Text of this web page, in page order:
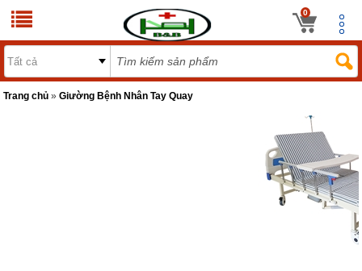
0
Trang chủ »Giường Bệnh Nhân Tay Quay